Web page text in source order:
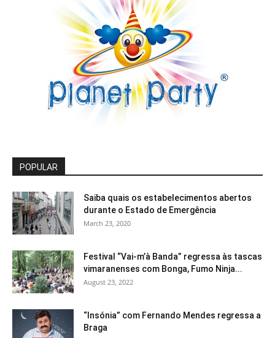
POPULAR
Saiba quais os estabelecimentos abertos
durante o Estado de Emergência
March 23, 2020
Festival “Vai-m’à Banda” regressa às tascas
vimaranenses com Bonga, Fumo Ninja...
August 23, 2022
“Insónia” com Fernando Mendes regressa a
Braga